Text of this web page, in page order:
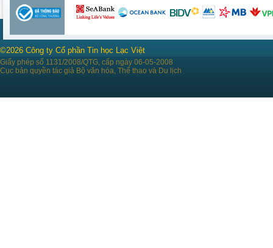
©2026 Công ty Cổ phần Tin học Lạc Việt
Giấy phép số 1131/2008/QTG, cấp ngày 06-05-2008
Cục bản quyền tác giả Bộ văn hóa, Thể thao và Du lịch